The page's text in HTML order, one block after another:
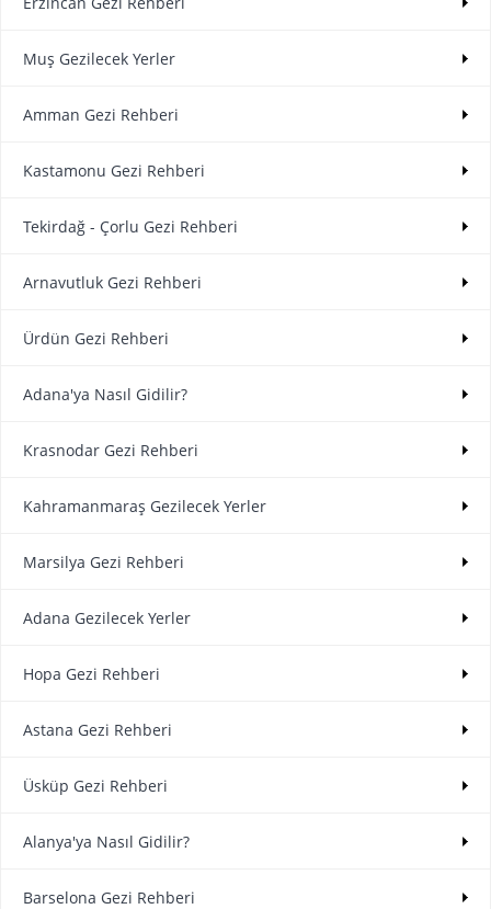
Muş Gezilecek Yerler
Amman Gezi Rehberi
Kastamonu Gezi Rehberi
Tekirdağ - Çorlu Gezi Rehberi
Arnavutluk Gezi Rehberi
Ürdün Gezi Rehberi
Adana'ya Nasıl Gidilir?
Krasnodar Gezi Rehberi
Kahramanmaraş Gezilecek Yerler
Marsilya Gezi Rehberi
Adana Gezilecek Yerler
Hopa Gezi Rehberi
Astana Gezi Rehberi
Üsküp Gezi Rehberi
Alanya'ya Nasıl Gidilir?
Barselona Gezi Rehberi